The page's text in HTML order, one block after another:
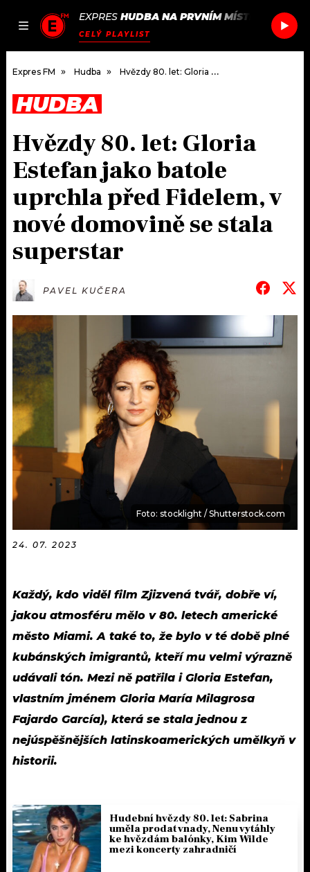
JAK
SEZNAM.CZ
EXPRES HUDBA NA PRVNÍM MÍSTĚ SNOW
CELÝ PLAYLIST
DOMŮ
ČLÁNKY
HUDBA
ROZHOVORY
#NEBUDUDOMA
KALENDÁŘ
KVÍZY
VIP
TRENDY
KULTURA
OSTATNÍ
PODCASTY
JAK NALADIT
RÁDIO
APLIKACE
PROGRAM
PLAYLIST
JAK NALADIT
SOUTĚŽE
Expres FM Hudba Hvězdy 80. let: Gloria Estefan jako batole uprchla před Fidelem, v nové domovině se stala superstar
HUDBA
Hvězdy 80. let: Gloria
Estefan jako batole
uprchla před Fidelem, v
nové domovině se stala
superstar
PAVEL KUČERA
Foto: stocklight / Shutterstock.com
24. 07. 2023
Každý, kdo viděl film Zjizvená tvář, dobře ví,
jakou atmosféru mělo v 80. letech americké
město Miami. A také to, že bylo v té době plné
kubánských imigrantů, kteří mu velmi výrazně
udávali tón. Mezi ně patřila i Gloria Estefan,
vlastním jménem Gloria María Milagrosa
Fajardo García), která se stala jednou z
nejúspěšnějších latinskoamerických umělkyň v
historii.
Hudební hvězdy 80. let: Sabrina
uměla prodat vnady, Nenu vytáhly
ke hvězdám balónky, Kim Wilde
mezi koncerty zahradničí